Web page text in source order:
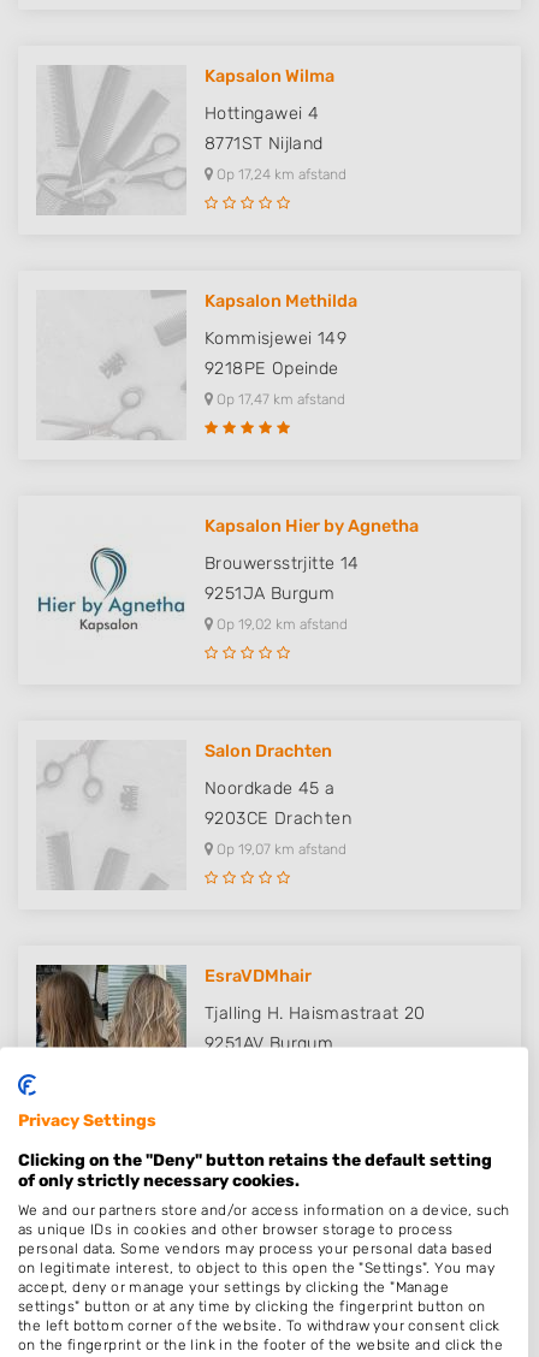
Kapsalon Wilma
Hottingawei 4
8771ST Nijland
Op 17,24 km afstand
Kapsalon Methilda
Kommisjewei 149
9218PE Opeinde
Op 17,47 km afstand
Kapsalon Hier by Agnetha
Brouwersstrjitte 14
9251JA Burgum
Op 19,02 km afstand
Salon Drachten
Noordkade 45 a
9203CE Drachten
Op 19,07 km afstand
EsraVDMhair
Tjalling H. Haismastraat 20
9251AV Burgum
Plaatsen in de buurt
Nes
Terherne
Privacy Settings
Clicking on the "Deny" button retains the default setting
of only strictly necessary cookies.
We and our partners store and/or access information on a device, such
as unique IDs in cookies and other browser storage to process
personal data. Some vendors may process your personal data based
on legitimate interest, to object to this open the "Settings". You may
accept, deny or manage your settings by clicking the "Manage
settings" button or at any time by clicking the fingerprint button on
the left bottom corner of the website. To withdraw your consent click
on the fingerprint or the link in the footer of the website and click the